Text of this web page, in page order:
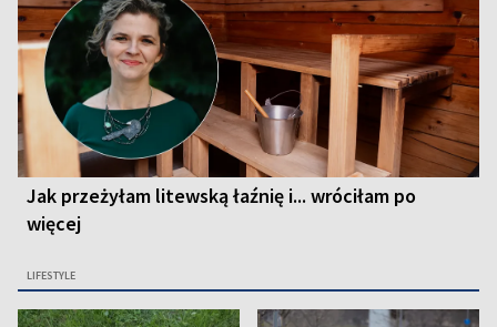
Jak przeżyłam litewską łaźnię i... wróciłam po
więcej
LIFESTYLE